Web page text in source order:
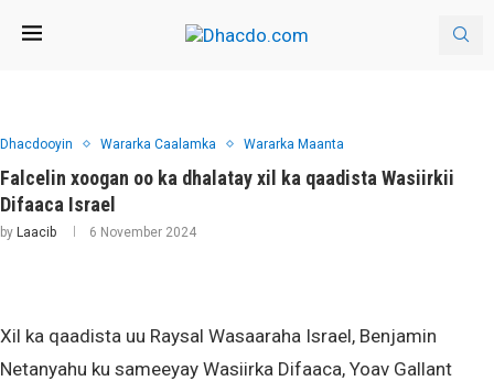
Dhacdooyin Wararka Caalamka Wararka Maanta
Falcelin xoogan oo ka dhalatay xil ka qaadista Wasiirkii
Difaaca Israel
by Laacib 6 November 2024
Xil ka qaadista uu Raysal Wasaaraha Israel, Benjamin
Netanyahu ku sameeyay Wasiirka Difaaca, Yoav Gallant